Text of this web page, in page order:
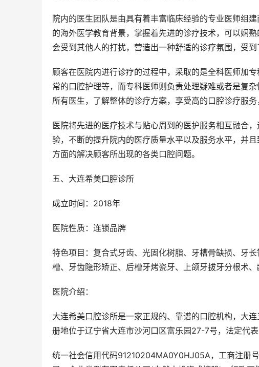
院内的医生团队是由具有着丰富临床经验的专业医师组
的海外医学教育背景，掌握着先进的诊疗技术，可以娴
会受到其他人的打扰，营造出一种舒适的诊疗氛围，受到
顾客在医院内进行诊疗的过程中，采取的是全科医师加
常的口腔护理等，而专科医师则负责处理疑难或者是复
所有医生，了解整体的诊疗方案，享受高的口腔诊疗服
医院将先进的医疗技术与贴心周到的医护服务相互融合
验，不断的提升院内的医疗质量水平以及服务水平，并
方面的解决顾客所出现的各类口腔问题。
五、大连希美口腔诊所
成立时间：2018年
医院性质：连锁品牌
特色项目：复合式牙齿、光固化树脂、牙槽骨缺损、牙
槽、牙齿隐形矫正、后槽牙烤瓷牙、上颌牙拔牙分根术
医院介绍：
大连希美口腔诊所是一家正规的、靠谱的口腔机构，大
册地位于辽宁省大连市沙河口区富乐园27-7号，法定代表
统一社会信用代码91210204MA0Y0HJ05A，工商注册